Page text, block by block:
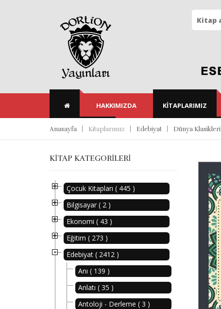
HAKKIMIZDA KITAPLARIMIZ
Anasayfa Kitaplarımız Edebiyat Dünya Klasikleri
KITAP KATEGORILERI
Çocuk Kitapları ( 445 )
Bilgisayar ( 2 )
Ekonomi ( 43 )
Eğitim ( 273 )
Edebiyat ( 2412 )
Anı ( 139 )
Anlatı ( 35 )
Antoloji - Derleme ( 3 )